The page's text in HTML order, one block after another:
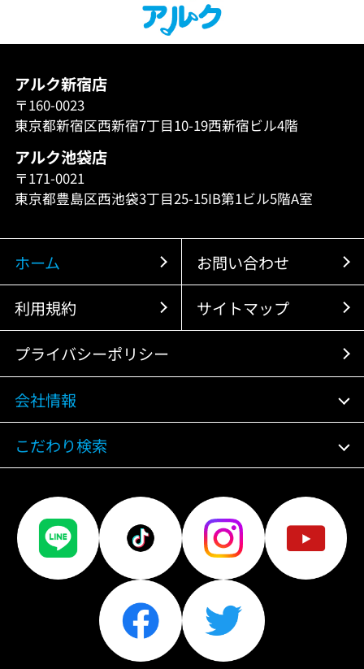
アルク新宿店
〒160-0023
東京都新宿区西新宿7丁目10-19西新宿ビル4階
アルク池袋店
〒171-0021
東京都豊島区西池袋3丁目25-15IB第1ビル5階A室
ホーム お問い合わせ
利用規約 サイトマップ
プライバシーポリシー
会社情報
こだわり検索